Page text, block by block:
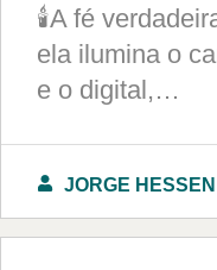
🕯️A fé
ela ilumina o
e o digital,…
JORGE HESSEN